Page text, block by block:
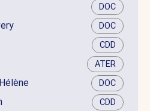
DOC
DOC
CDD
ATER
DOC
CDD